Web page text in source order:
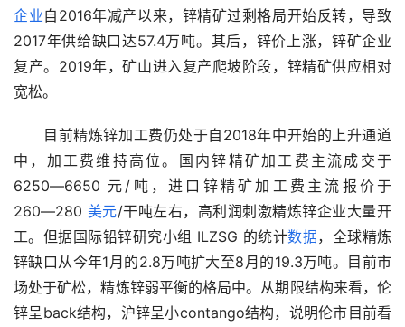
企业自2016年减产以来，锌精矿过剩格局开始反转，导致
2017年供给缺口达57.4万吨。其后，锌价上涨，锌矿企业
复产。2019年，矿山进入复产爬坡阶段，锌精矿供应相对
宽松。
目前精炼锌加工费仍处于自2018年中开始的上升通道
中，加工费维持高位。国内锌精矿加工费主流成交于
6250―6650 元/吨，进口锌精矿加工费主流报价于
260―280 美元/干吨左右，高利润刺激精炼锌企业大量开
工。但据国际铅锌研究小组 ILZSG 的统计数据，全球精炼
锌缺口从今年1月的2.8万吨扩大至8月的19.3万吨。目前市
场处于矿松，精炼锌弱平衡的格局中。从期限结构来看，伦
锌呈back结构，沪锌呈小contango结构，说明伦市目前看